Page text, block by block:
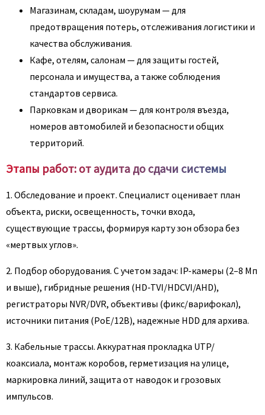
Магазинам, складам, шоурумам — для
предотвращения потерь, отслеживания логистики и
качества обслуживания.
Кафе, отелям, салонам — для защиты гостей,
персонала и имущества, а также соблюдения
стандартов сервиса.
Парковкам и дворикам — для контроля въезда,
номеров автомобилей и безопасности общих
территорий.
Этапы работ: от аудита до сдачи системы
1. Обследование и проект. Специалист оценивает план
объекта, риски, освещенность, точки входа,
существующие трассы, формируя карту зон обзора без
«мертвых углов».
2. Подбор оборудования. С учетом задач: IP-камеры (2–8 Мп
и выше), гибридные решения (HD-TVI/HDCVI/AHD),
регистраторы NVR/DVR, объективы (фикс/варифокал),
источники питания (PoE/12В), надежные HDD для архива.
3. Кабельные трассы. Аккуратная прокладка UTP/
коаксиала, монтаж коробов, герметизация на улице,
маркировка линий, защита от наводок и грозовых
импульсов.